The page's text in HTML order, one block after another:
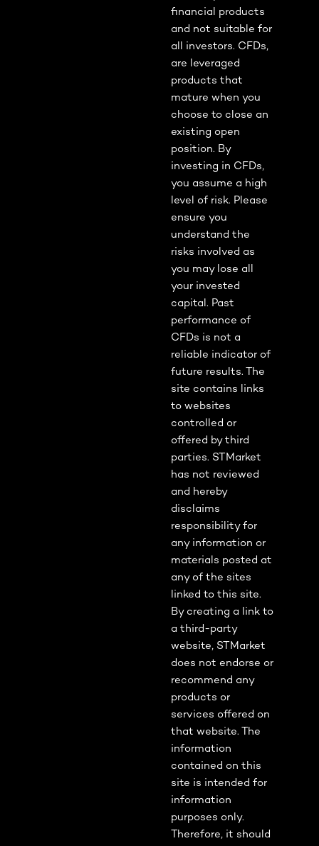
financial products
and not suitable for
all investors. CFDs,
are leveraged
products that
mature when you
choose to close an
existing open
position. By
investing in CFDs,
you assume a high
level of risk. Please
ensure you
understand the
risks involved as
you may lose all
your invested
capital. Past
performance of
CFDs is not a
reliable indicator of
future results. The
site contains links
to websites
controlled or
offered by third
parties. STMarket
has not reviewed
and hereby
disclaims
responsibility for
any information or
materials posted at
any of the sites
linked to this site.
By creating a link to
a third-party
website, STMarket
does not endorse or
recommend any
products or
services offered on
that website. The
information
contained on this
site is intended for
information
purposes only.
Therefore, it should